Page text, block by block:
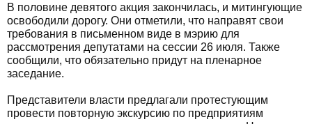
В половине девятого акция закончилась, и митингующие
освободили дорогу. Они отметили, что направят свои
требования в письменном виде в мэрию для
рассмотрения депутатами на сессии 26 июля. Также
сообщили, что обязательно придут на пленарное
заседание.
Представители власти предлагали протестующим
провести повторную экскурсию по предприятиям